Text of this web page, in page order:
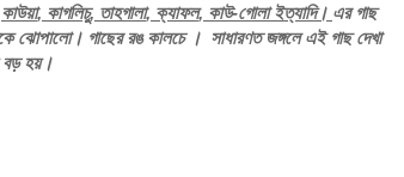
কাউয়া, কাগলিচু, তাহগালা, ক্যাফল, কাউ-গোলা ইত্যাদি। এর গাছ
ঝোপালো। গাছের রঙ কালচে । সাধারণত জঙ্গলে এই গাছ দেখা
বড় হয়।